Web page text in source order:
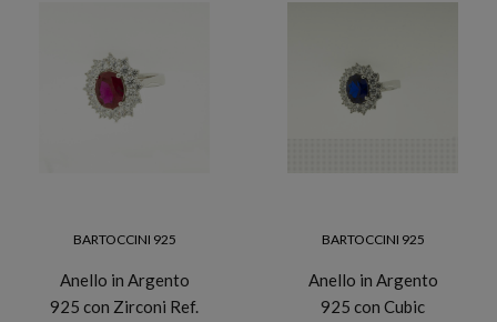
BARTOCCINI 925
Anello in Argento
925 con Zirconi Ref.
BARTOCCINI 925
Anello in Argento
925 con Cubic